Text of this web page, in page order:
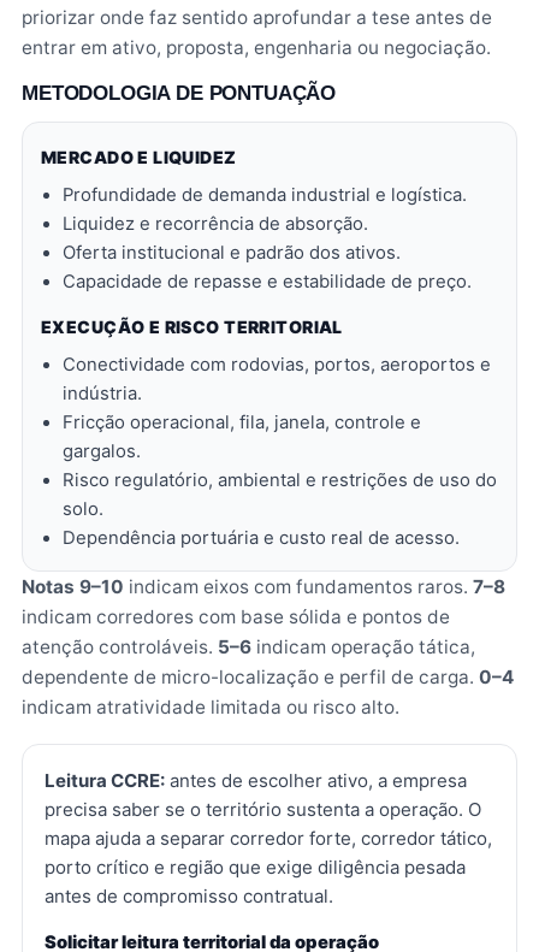
priorizar onde faz sentido aprofundar a tese antes de
entrar em ativo, proposta, engenharia ou negociação.
METODOLOGIA DE PONTUAÇÃO
MERCADO E LIQUIDEZ
Profundidade de demanda industrial e logística.
Liquidez e recorrência de absorção.
Oferta institucional e padrão dos ativos.
Capacidade de repasse e estabilidade de preço.
EXECUÇÃO E RISCO TERRITORIAL
Conectividade com rodovias, portos, aeroportos e
indústria.
Fricção operacional, fila, janela, controle e
gargalos.
Risco regulatório, ambiental e restrições de uso do
solo.
Dependência portuária e custo real de acesso.
Notas 9–10 indicam eixos com fundamentos raros. 7–8
indicam corredores com base sólida e pontos de
atenção controláveis. 5–6 indicam operação tática,
dependente de micro-localização e perfil de carga. 0–4
indicam atratividade limitada ou risco alto.
Leitura CCRE: antes de escolher ativo, a empresa
precisa saber se o território sustenta a operação. O
mapa ajuda a separar corredor forte, corredor tático,
porto crítico e região que exige diligência pesada
antes de compromisso contratual.
Solicitar leitura territorial da operação